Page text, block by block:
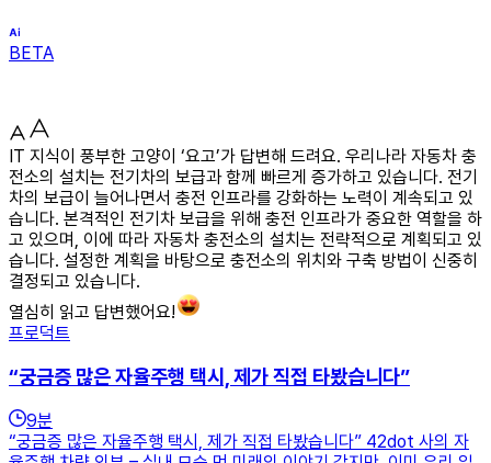
BETA
IT 지식이 풍부한 고양이 ‘요고’가 답변해 드려요. 우리나라 자동차 충
전소의 설치는 전기차의 보급과 함께 빠르게 증가하고 있습니다. 전기
차의 보급이 늘어나면서 충전 인프라를 강화하는 노력이 계속되고 있
습니다. 본격적인 전기차 보급을 위해 충전 인프라가 중요한 역할을 하
고 있으며, 이에 따라 자동차 충전소의 설치는 전략적으로 계획되고 있
습니다. 설정한 계획을 바탕으로 충전소의 위치와 구축 방법이 신중히
결정되고 있습니다.
열심히 읽고 답변했어요!
프로덕트
“궁금증 많은 자율주행 택시, 제가 직접 타봤습니다”
9분
“궁금증 많은 자율주행 택시, 제가 직접 타봤습니다” 42dot 사의 자